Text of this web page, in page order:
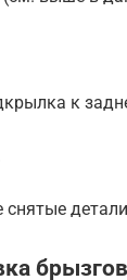
к
снятые